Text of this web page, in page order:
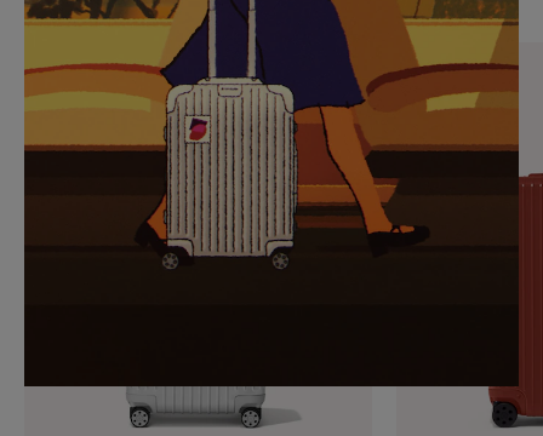
SIE,
UM
ANZUHALTEN
AUFHEBEN
DER
STUMMSCHALTUNG